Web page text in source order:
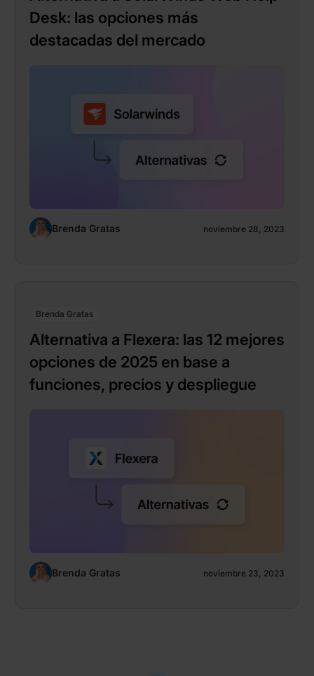
Desk: las opciones más
destacadas del mercado
Brenda Gratas noviembre 28, 2023
Brenda Gratas
Alternativa a Flexera: las 12 mejores
opciones de 2025 en base a
funciones, precios y despliegue
Brenda Gratas noviembre 23, 2023